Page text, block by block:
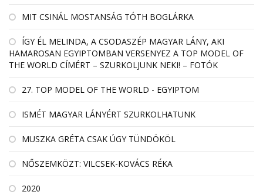
MIT CSINÁL MOSTANSÁG TÓTH BOGLÁRKA
ÍGY ÉL MELINDA, A CSODASZÉP MAGYAR LÁNY, AKI
HAMAROSAN EGYIPTOMBAN VERSENYEZ A TOP MODEL OF
THE WORLD CÍMÉRT – SZURKOLJUNK NEKI! – FOTÓK
27. TOP MODEL OF THE WORLD - EGYIPTOM
ISMÉT MAGYAR LÁNYÉRT SZURKOLHATUNK
MUSZKA GRÉTA CSAK ÚGY TÜNDÖKÖL
NŐSZEMKÖZT: VILCSEK-KOVÁCS RÉKA
2020